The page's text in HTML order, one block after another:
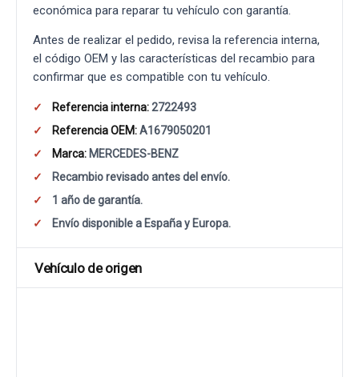
económica para reparar tu vehículo con garantía.
Antes de realizar el pedido, revisa la referencia interna,
el código OEM y las características del recambio para
confirmar que es compatible con tu vehículo.
Referencia interna:2722493
Referencia OEM:A1679050201
Marca: MERCEDES-BENZ
Recambio revisado antes del envío.
1 año de garantía.
Envío disponible a España y Europa.
Vehículo de origen